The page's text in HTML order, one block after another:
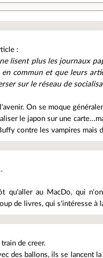
:
lisent plus les journaux
commun et que leurs
sur le réseau de
On se moque
le japon sur une
contre les vampires mais
qu'aller au MacDo, qui
de livres, qui s'intéresse à
de creer.
des ballons, ils se lancent la